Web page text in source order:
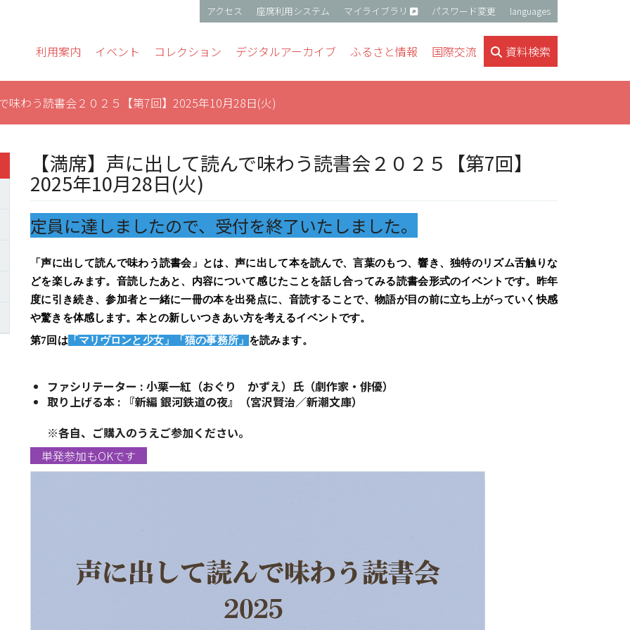
アクセス 座席利用システム マイライブラリ パスワード変更 languages
利用案内 イベント コレクション デジタルアーカイブ ふるさと情報 国際交流 資料検索
味わう読書会２０２５【第7回】2025年10月28日(火)
【満席】声に出して読んで味わう読書会２０２５【第7回】
2025年10月28日(火)
定員に達しましたので、受付を終了いたしました。
「声に出して読んで味わう読書会」とは、声に出して本を読んで、言葉のもつ、響き、独特のリズム舌触りな
どを楽しみます。音読したあと、内容について感じたことを話し合ってみる読書会形式のイベントです。
昨年
度に引き続き、参加者と一緒に一冊の本を出発点に、音読することで、物語が目の前に立ち上がっていく快感
や驚きを体感します。本との新しいつきあい方を考えるイベントです。
第7回は「マリヴロンと少女」「猫の事務所」 を読みます。
ファシリテーター : 小栗一紅（おぐり かずえ）氏（劇作家・俳優）
取り上げる本 : 『新編 銀河鉄道の夜』（宮沢賢治／新潮文庫）
※各自、ご購入のうえご参加ください。
単発参加もOKです